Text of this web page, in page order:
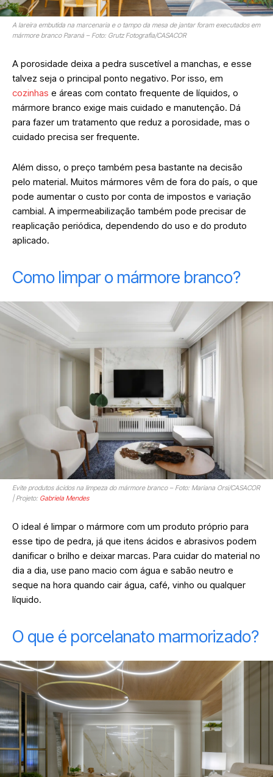
A lareira embutida na marcenaria e o tampo da mesa de jantar foram executados em
mármore branco Paraná – Foto: Grutz Fotografia/CASACOR
A porosidade deixa a pedra suscetível a manchas, e esse
talvez seja o principal ponto negativo. Por isso, em
cozinhas e áreas com contato frequente de líquidos, o
mármore branco exige mais cuidado e manutenção. Dá
para fazer um tratamento que reduz a porosidade, mas o
cuidado precisa ser frequente.
Além disso, o preço também pesa bastante na decisão
pelo material. Muitos mármores vêm de fora do país, o que
pode aumentar o custo por conta de impostos e variação
cambial. A impermeabilização também pode precisar de
reaplicação periódica, dependendo do uso e do produto
aplicado.
Como limpar o mármore branco?
Evite produtos ácidos na limpeza do mármore branco – Foto: Mariana Orsi/CASACOR
| Projeto: Gabriela Mendes
O ideal é limpar o mármore com um produto próprio para
esse tipo de pedra, já que itens ácidos e abrasivos podem
danificar o brilho e deixar marcas. Para cuidar do material no
dia a dia, use pano macio com água e sabão neutro e
seque na hora quando cair água, café, vinho ou qualquer
líquido.
O que é porcelanato marmorizado?